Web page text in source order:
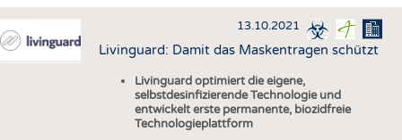
HAUS- UND HEIMTEXTILIEN
BEKLEIDUNG
FAKTEN
STATISTICS
13.10.2021
Livinguard: Damit das Maskentragen schützt
Livinguard optimiert die eigene,
selbstdesinfizierende Technologie und
entwickelt erste permanente, biozidfreie
Technologieplattform